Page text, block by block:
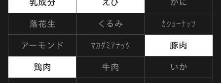
乳成分 えび かに
落花生 くるみ カシューナッツ
アーモンド マカダミアナッツ 豚肉
鶏肉 牛肉 いか